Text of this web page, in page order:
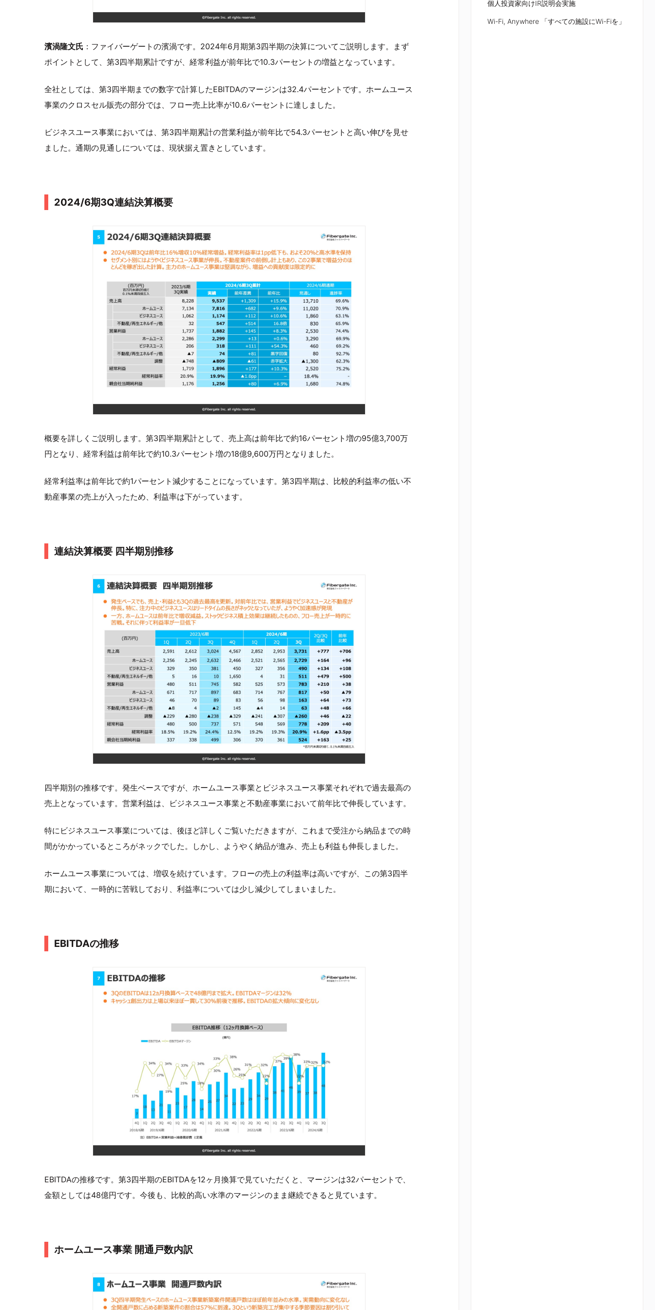
濱渦隆文氏 ：ファイバーゲートの濱渦です。2024年6月期第3四半期の決算についてご説明します。まず
ポイントとして、第3四半期累計ですが、経常利益が前年比で10.3パーセントの増益となっています。
全社としては、第3四半期までの数字で計算したEBITDAのマージンは32.4パーセントです。ホームユース
事業のクロスセル販売の部分では、フロー売上比率が10.6パーセントに達しました。
ビジネスユース事業においては、第3四半期累計の営業利益が前年比で54.3パーセントと高い伸びを見せ
ました。通期の見通しについては、現状据え置きとしています。
2024/6期3Q連結決算概要
概要を詳しくご説明します。第3四半期累計として、売上高は前年比で約16パーセント増の95億3,700万
円となり、経常利益は前年比で約10.3パーセント増の18億9,600万円となりました。
経常利益率は前年比で約1パーセント減少することになっています。第3四半期は、比較的利益率の低い不
動産事業の売上が入ったため、利益率は下がっています。
連結決算概要 四半期別推移
四半期別の推移です。発生ベースですが、ホームユース事業とビジネスユース事業それぞれで過去最高の
売上となっています。営業利益は、ビジネスユース事業と不動産事業において前年比で伸長しています。
特にビジネスユース事業については、後ほど詳しくご覧いただきますが、これまで受注から納品までの時
間がかかっているところがネックでした。しかし、ようやく納品が進み、売上も利益も伸長しました。
ホームユース事業については、増収を続けています。フローの売上の利益率は高いですが、この第3四半
期において、一時的に苦戦しており、利益率については少し減少してしまいました。
EBITDAの推移
EBITDAの推移です。第3四半期のEBITDAを12ヶ月換算で見ていただくと、マージンは32パーセントで、
金額としては48億円です。今後も、比較的高い水準のマージンのまま継続できると見ています。
ホームユース事業 開通戸数内訳
個人投資家向けIR説明会実施
Wi-Fi, Anywhere 「すべての施設にWi-Fiを」